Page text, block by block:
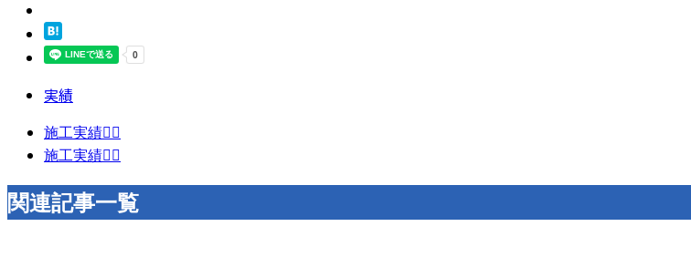
実績
施工実績👷‍♂️
施工実績👷‍♂️
関連記事一覧